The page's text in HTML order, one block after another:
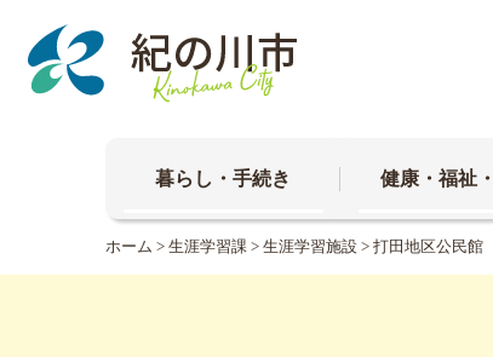
暮らし・手続き 健康・福祉
ホーム > 生涯学習課 > 生涯学習施設 > 打田地区公民館